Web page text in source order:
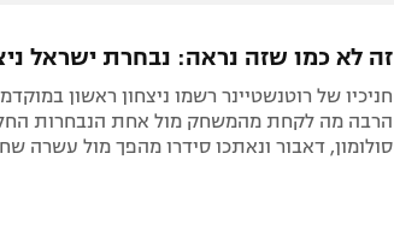
זה לא כמו שזה נראה: נבחרת ישראל ניצחה 1:4 את
הרבה מה לקחת מהמשחק מול אחת הנבחרות
סולומון, דאבור ונאתכו סידרו מהפך מול עשרה